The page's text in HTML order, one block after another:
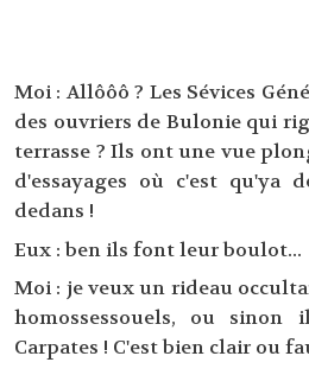
Moi : Allôôô ? Les Sévices
des ouvriers de Bulonie qui
terrasse ? Ils ont une vue
d'essayages où c'est qu'ya
dedans !
Eux : ben ils font leur boulot...
Moi : je veux un rideau
homossessouels, ou
Carpates ! C'est bien clair ou